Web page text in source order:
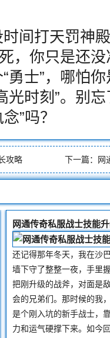
间打天罚神
，你只是还
勇士”，哪怕
光时刻”。别
”吗？
攻略 下一篇： 网
还记得那年冬天，我在沙
墙下守了整整一夜，手里
把刚升级的战斧，对面是
会的兄弟们。那时候的我
是个刚入坑的新手战士，
力和运气硬撑下来。如今